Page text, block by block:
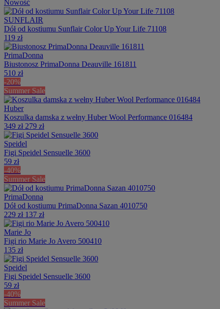
Nowość
SUNFLAIR
Dół od kostiumu Sunflair Color Up Your Life 71108
119 zł
PrimaDonna
Biustonosz PrimaDonna Deauville 161811
510 zł
-20%
Summer Sale
Huber
Koszulka damska z wełny Huber Wool Performance 016484
349 zł 279 zł
Speidel
Figi Speidel Sensuelle 3600
59 zł
-40%
Summer Sale
PrimaDonna
Dół od kostiumu PrimaDonna Sazan 4010750
229 zł 137 zł
Marie Jo
Figi rio Marie Jo Avero 500410
135 zł
Speidel
Figi Speidel Sensuelle 3600
59 zł
-40%
Summer Sale